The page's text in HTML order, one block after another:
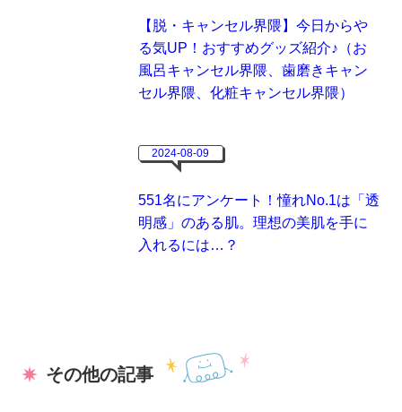
【脱・キャンセル界隈】今日からや
る気UP！おすすめグッズ紹介♪（お
風呂キャンセル界隈、歯磨きキャン
セル界隈、化粧キャンセル界隈）
2024-08-09
551名にアンケート！憧れNo.1は「透
明感」のある肌。理想の美肌を手に
入れるには…？
その他の記事